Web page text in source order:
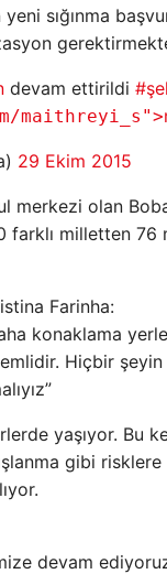
sığınma
devam ettirildi
maithreyi_s">
29 Ekim 2015
merkezi olan
milletten 76
Farinha:
konaklama
Hiçbir şeyin
yaşıyor. Bu
gibi
devam